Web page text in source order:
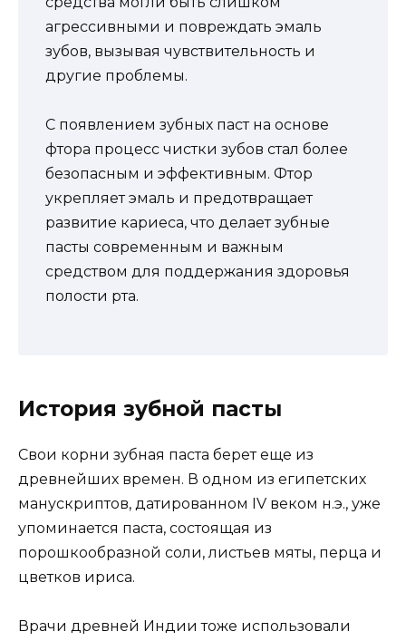
агрессивными и повреждать эмаль
зубов, вызывая чувствительность и
другие проблемы.
С появлением зубных паст на основе
фтора процесс чистки зубов стал более
безопасным и эффективным. Фтор
укрепляет эмаль и предотвращает
развитие кариеса, что делает зубные
пасты современным и важным
средством для поддержания здоровья
полости рта.
История зубной пасты
Свои корни зубная паста берет еще из
древнейших времен. В одном из египетских
манускриптов, датированном IV веком н.э., уже
упоминается паста, состоящая из
порошкообразной соли, листьев мяты, перца и
цветков ириса.
Врачи древней Индии тоже использовали